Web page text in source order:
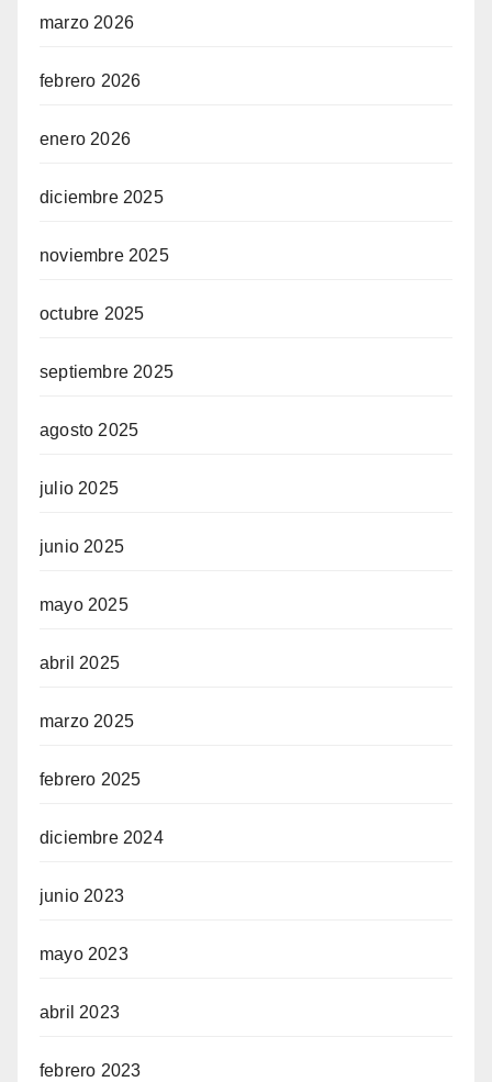
marzo 2026
febrero 2026
enero 2026
diciembre 2025
noviembre 2025
octubre 2025
septiembre 2025
agosto 2025
julio 2025
junio 2025
mayo 2025
abril 2025
marzo 2025
febrero 2025
diciembre 2024
junio 2023
mayo 2023
abril 2023
febrero 2023